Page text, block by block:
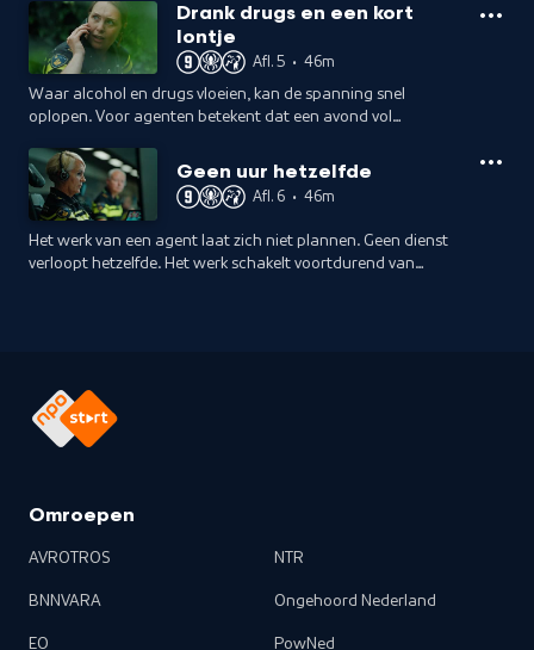
willen worden.
Drank drugs en een kort
lontje
Afl. 5 • 46m
Waar alcohol en drugs vloeien, kan de spanning snel
oplopen. Voor agenten betekent dat een avond vol
Geen uur hetzelfde
Afl. 6 • 46m
Het werk van een agent laat zich niet plannen. Geen dienst
verloopt hetzelfde. Het werk schakelt voortdurend van
Omroepen
AVROTROS
BNNVARA
EO
NTR
Ongehoord Nederland
PowNed